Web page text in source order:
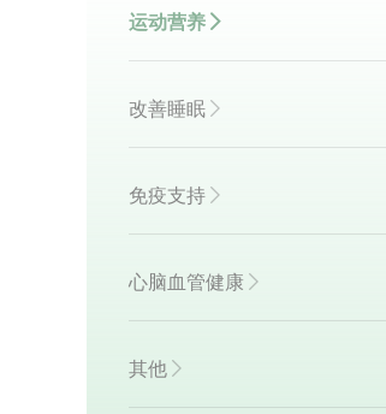
运动营养 
改善睡眠 
免疫支持 
心脑血管健康 
其他 